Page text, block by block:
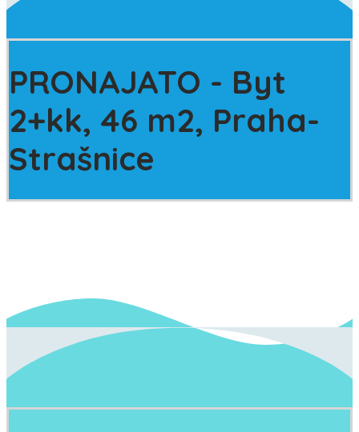
PRONAJATO - Byt
2+kk, 46 m2, Praha-
Strašnice